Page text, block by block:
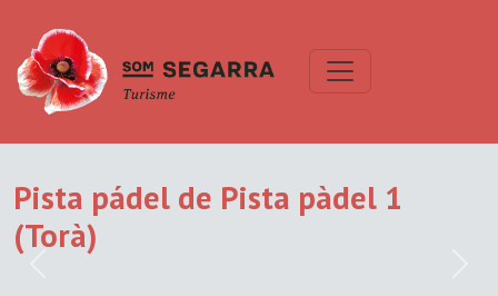
Pista pádel de Pista pàdel 1
(Torà)